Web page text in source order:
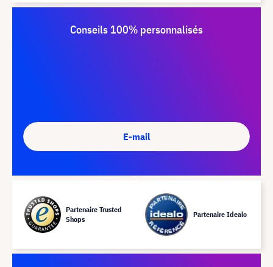
Conseils 100% personnalisés
E-mail
Partenaire Trusted
Shops
Partenaire Idealo